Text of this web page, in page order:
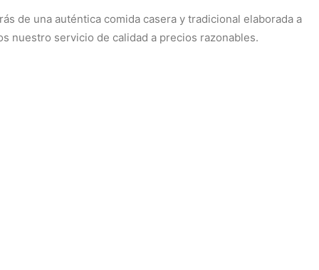
de una auténtica comida casera y tradicional elaborada a
nuestro servicio de calidad a precios razonables.